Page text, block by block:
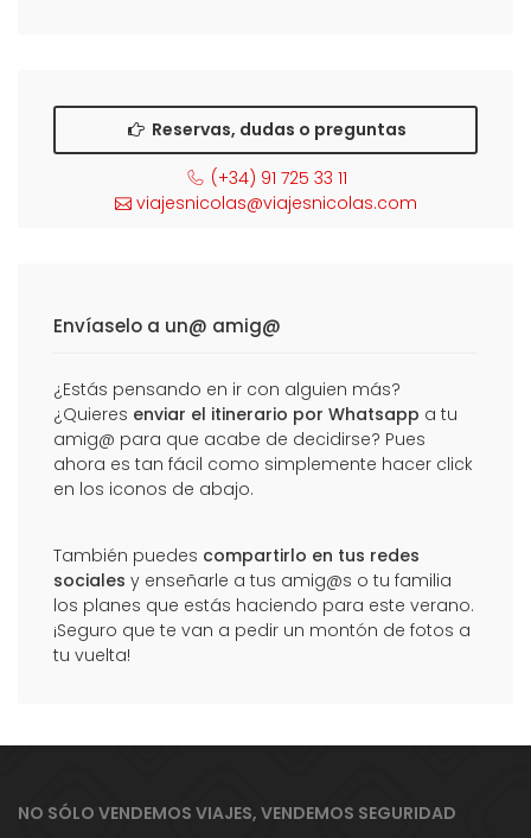
Reservas, dudas o preguntas
(+34) 91 725 33 11
viajesnicolas@viajesnicolas.com
Envíaselo a un@ amig@
¿Estás pensando en ir con alguien más?
¿Quieres enviar el itinerario por Whatsapp a tu
amig@ para que acabe de decidirse? Pues
ahora es tan fácil como simplemente hacer click
en los iconos de abajo.
También puedes compartirlo en tus redes
sociales y enseñarle a tus amig@s o tu familia
los planes que estás haciendo para este verano.
¡Seguro que te van a pedir un montón de fotos a
tu vuelta!
NO SÓLO VENDEMOS VIAJES, VENDEMOS SEGURIDAD